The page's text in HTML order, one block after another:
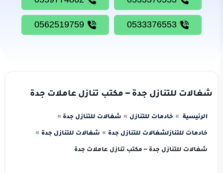
للتنازل
شغالات للتنازل جدة – مكتب تنازل عاملات جدة
الرئيسية خادمات للتنازل شغالات للتنازل جدة
خادمات للتنازلشغالات للتنازل جدة شغالات للتنازل جدة
شغالات للتنازل جدة – مكتب تنازل عاملات جدة